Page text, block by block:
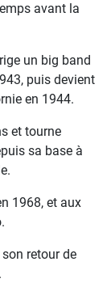
avant la
un big band
puis devient
en 1944.
et tourne
sa base à
1968, et aux
retour de